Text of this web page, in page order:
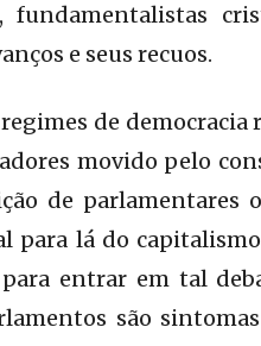
, fundamentalistas
e seus recuos.
de
movido pelo
de parlamentares
para lá do
entrar em tal
são